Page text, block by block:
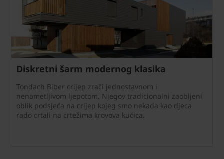
Diskretni šarm modernog klasika
Tondach Biber crijep zrači jednostavnom i
nenametljivom ljepotom. Njegov tradicionalni zaobljeni
oblik podsjeća na crijep kojeg smo nekada kao djeca
rado crtali na crtežima krovova kućica.